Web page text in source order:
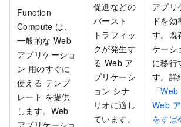
Function
Compute は、
一般的な Web
アプリケーショ
ン 用のすぐに
使える テンプ
レート を提供
します。Web
アプリケーショ
促進などの
バースト
トラフィッ
クが発生す
る Web ア
プリケーシ
ョン シナ
リオに適し
ています。
アプリ
ドを
す。既
ケーシ
に移行
す。詳
「Web
Web
をすば